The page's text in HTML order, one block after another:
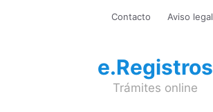
Contacto Aviso legal
e.Registros
Trámites online